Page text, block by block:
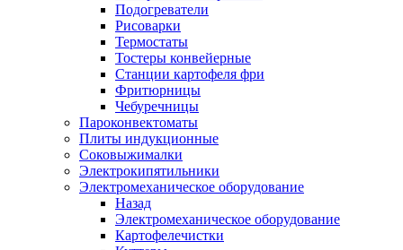
Подогреватели
Рисоварки
Термостаты
Тостеры конвейерные
Станции картофеля фри
Фритюрницы
Чебуречницы
Пароконвектоматы
Плиты индукционные
Соковыжималки
Электрокипятильники
Электромеханическое оборудование
Назад
Электромеханическое оборудование
Картофелечистки